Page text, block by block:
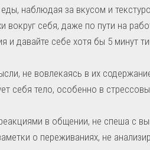
наблюдая за вкусом и
вокруг себя, даже по пути на
и давайте себе хотя бы 5 минут
не вовлекаясь в их
себя тело, особенно в
в общении, не спеша с
о переживаниях, не